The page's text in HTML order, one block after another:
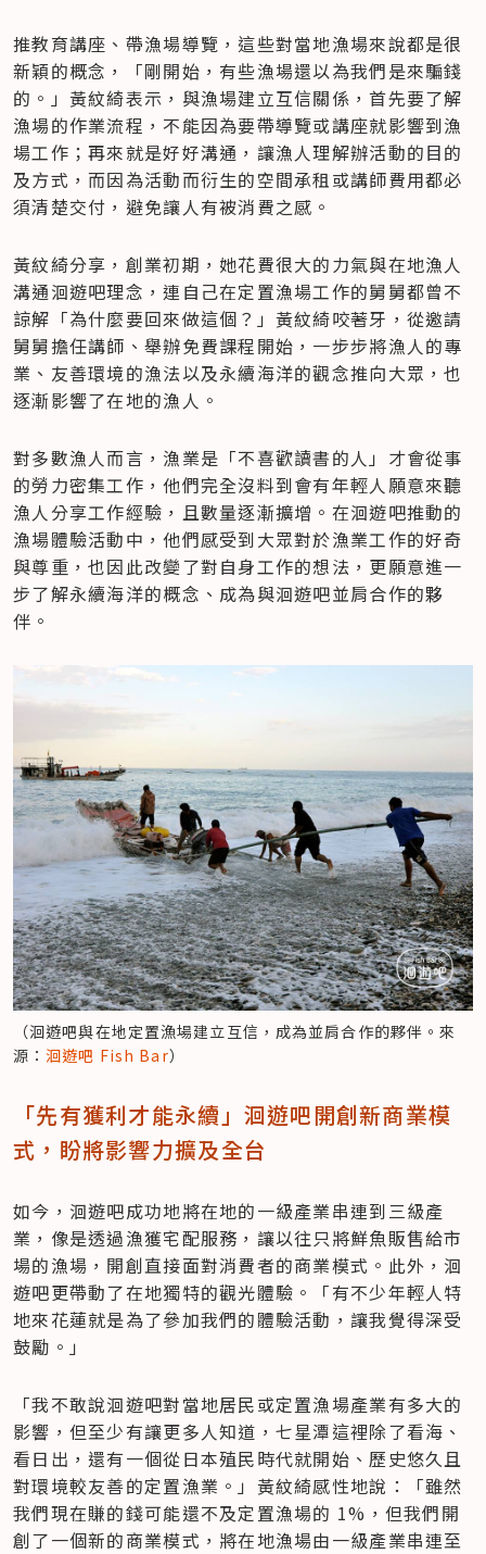
推教育講座、帶漁場導覽，這些對當地漁場來說都是很
新穎的概念，「剛開始，有些漁場還以為我們是來騙錢
的。」黃紋綺表示，與漁場建立互信關係，首先要了解
漁場的作業流程，不能因為要帶導覽或講座就影響到漁
場工作；再來就是好好溝通，讓漁人理解辦活動的目的
及方式，而因為活動而衍生的空間承租或講師費用都必
須清楚交付，避免讓人有被消費之感。
黃紋綺分享，創業初期，她花費很大的力氣與在地漁人
溝通洄遊吧理念，連自己在定置漁場工作的舅舅都曾不
諒解「為什麼要回來做這個？」黃紋綺咬著牙，從邀請
舅舅擔任講師、舉辦免費課程開始，一步步將漁人的專
業、友善環境的漁法以及永續海洋的觀念推向大眾，也
逐漸影響了在地的漁人。
對多數漁人而言，漁業是「不喜歡讀書的人」才會從事
的勞力密集工作，他們完全沒料到會有年輕人願意來聽
漁人分享工作經驗，且數量逐漸擴增。在洄遊吧推動的
漁場體驗活動中，他們感受到大眾對於漁業工作的好奇
與尊重，也因此改變了對自身工作的想法，更願意進一
步了解永續海洋的概念、成為與洄遊吧並肩合作的夥
伴。
（洄遊吧與在地定置漁場建立互信，成為並肩合作的夥伴。來
源：洄遊吧 Fish Bar）
「先有獲利才能永續」洄遊吧開創新商業模
式，盼將影響力擴及全台
如今，洄遊吧成功地將在地的一級產業串連到三級產
業，像是透過漁獲宅配服務，讓以往只將鮮魚販售給市
場的漁場，開創直接面對消費者的商業模式。此外，洄
遊吧更帶動了在地獨特的觀光體驗。「有不少年輕人特
地來花蓮就是為了參加我們的體驗活動，讓我覺得深受
鼓勵。」
「我不敢說洄遊吧對當地居民或定置漁場產業有多大的
影響，但至少有讓更多人知道，七星潭這裡除了看海、
看日出，還有一個從日本殖民時代就開始、歷史悠久且
對環境較友善的定置漁業。」黃紋綺感性地說：「雖然
我們現在賺的錢可能還不及定置漁場的 1%，但我們開
創了一個新的商業模式，將在地漁場由一級產業串連至